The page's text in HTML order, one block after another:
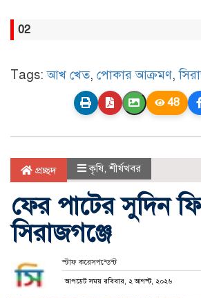
02
Tags:আখ খেত, পোকার আক্রমণ,
48
প্রচ্ছদ কৃষি,শীর্ষখবর
ফের পাটের সুদিন
সিরাজগঞ্জে
স্টাফ করেসপন্ডেন্ট
আপডেট সময় রবিবার, ২ আগস্ট, ২০২৬